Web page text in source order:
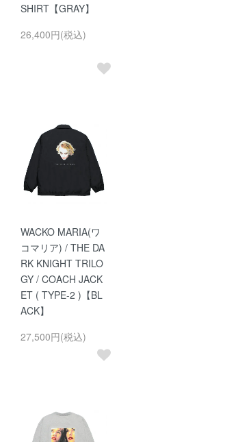
SHIRT【GRAY】
26,400円(税込)
WACKO MARIA(ワ
コマリア) / THE DA
RK KNIGHT TRILO
GY / COACH JACK
ET ( TYPE-2 )【BL
ACK】
27,500円(税込)